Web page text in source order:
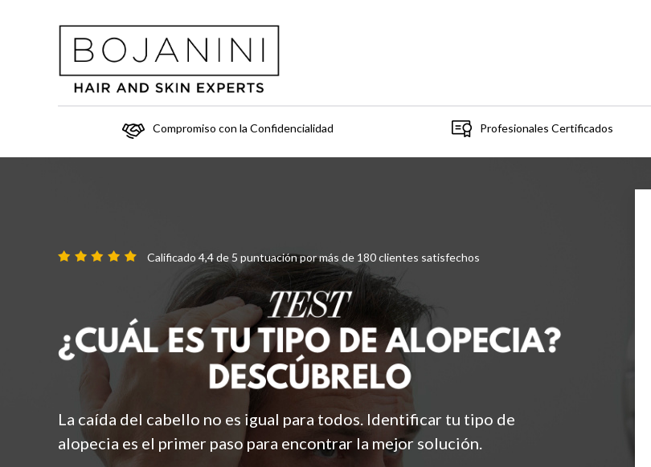
Compromiso con la Confidencialidad Profesionales Certificados
Calificado 4,4 de 5 puntuación por más de 180 clientes satisfechos
La caída del cabello no es igual para todos. Identificar tu tipo de
alopecia es el primer paso para encontrar la mejor solución.